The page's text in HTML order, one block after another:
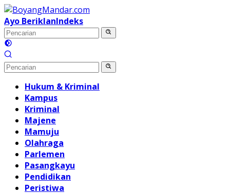
Langsung
ke
konten
Ayo BeriklanIndeks
Hukum & Kriminal
Kampus
Kriminal
Majene
Mamuju
Olahraga
Parlemen
Pasangkayu
Pendidikan
Peristiwa